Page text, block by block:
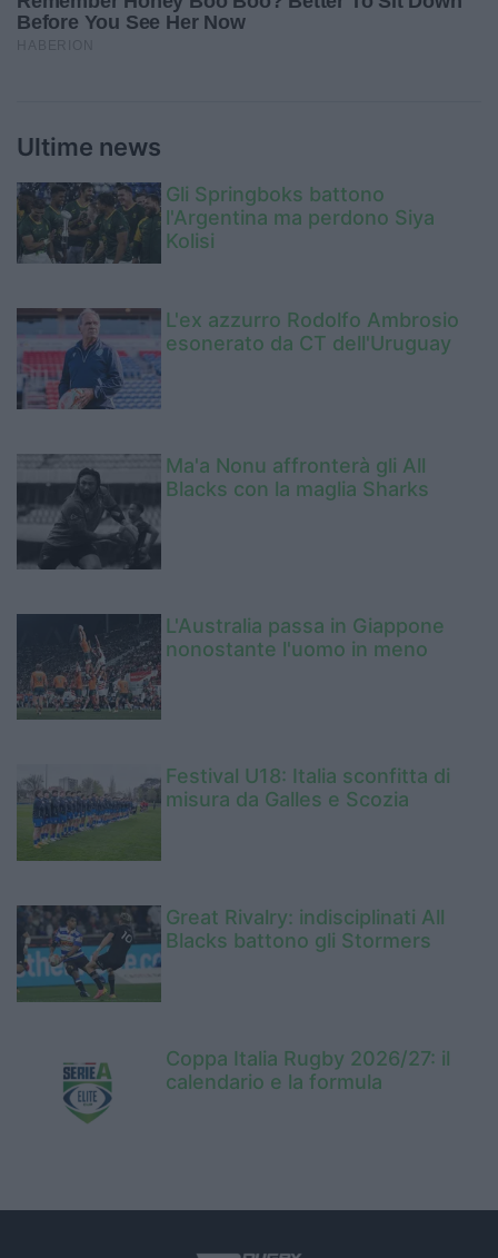
Ultime news
Gli Springboks battono
l'Argentina ma perdono Siya
Kolisi
L'ex azzurro Rodolfo Ambrosio
esonerato da CT dell'Uruguay
Ma'a Nonu affronterà gli All
Blacks con la maglia Sharks
L'Australia passa in Giappone
nonostante l'uomo in meno
Festival U18: Italia sconfitta di
misura da Galles e Scozia
Great Rivalry: indisciplinati All
Blacks battono gli Stormers
Coppa Italia Rugby 2026/27: il
calendario e la formula